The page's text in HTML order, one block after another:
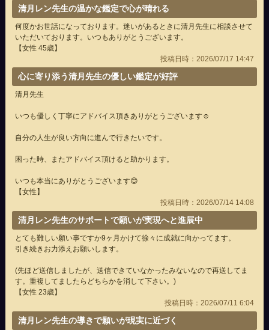
清月レン先生の温かな鑑定で心が晴れる
何度かお世話になっております。迷いがあるときに清月先生に相談させて
いただいております。いつもありがとうございます。
【女性 45歳】
投稿日時：2026/07/17 14:47
心に寄り添う清月先生の優しい鑑定が好評
清月先生
いつも優しく丁寧にアドバイス頂きありがとうございます☺️
自分の人生が良い方向に進んで行きたいです。
困った時、またアドバイス頂けると助かります。
いつも本当にありがとうございます😊
【女性】
投稿日時：2026/07/14 14:08
清月レン先生のサポートで願いが実現へと進展中
とても難しい願い事ですか9ヶ月かけて徐々に成就に向かってます。
引き続きお力添えお願いします。
(先ほど送信しましたが、送信できていなかったみないなので再送してま
す。重複してましたらどちらかを消して下さい。)
【女性 23歳】
投稿日時：2026/07/11 6:04
清月レン先生の導きで願いが現実に近づく